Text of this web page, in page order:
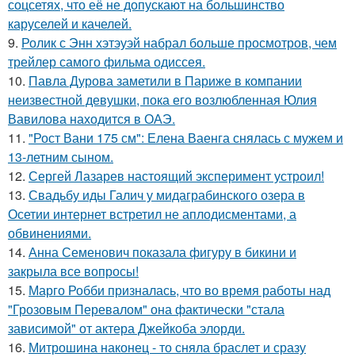
соцсетях, что её не допускают на большинство
каруселей и качелей.
9. Ролик с Энн хэтэуэй набрал больше просмотров, чем
трейлер самого фильма одиссея.
10. Павла Дурова заметили в Париже в компании
неизвестной девушки, пока его возлюбленная Юлия
Вавилова находится в ОАЭ.
11. "Рост Вани 175 см": Елена Ваенга снялась с мужем и
13-летним сыном.
12. Сергей Лазарев настоящий эксперимент устроил!
13. Свадьбу иды Галич у мидаграбинского озера в
Осетии интернет встретил не аплодисментами, а
обвинениями.
14. Анна Семенович показала фигуру в бикини и
закрыла все вопросы!
15. Марго Робби призналась, что во время работы над
"Грозовым Перевалом" она фактически "стала
зависимой" от актера Джейкоба элорди.
16. Митрошина наконец - то сняла браслет и сразу